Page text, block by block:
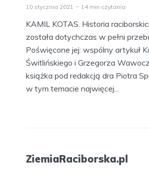
10 stycznia 2021 14 min czytania
KAMIL KOTAS. Historia
została dotychczas w pełni
Poświęcone jej: wspólny artykuł
Świtlińskiego i Grzegorza
książka pod redakcją dra Piotra
w tym temacie najwięcej...
ZiemiaRaciborska.pl